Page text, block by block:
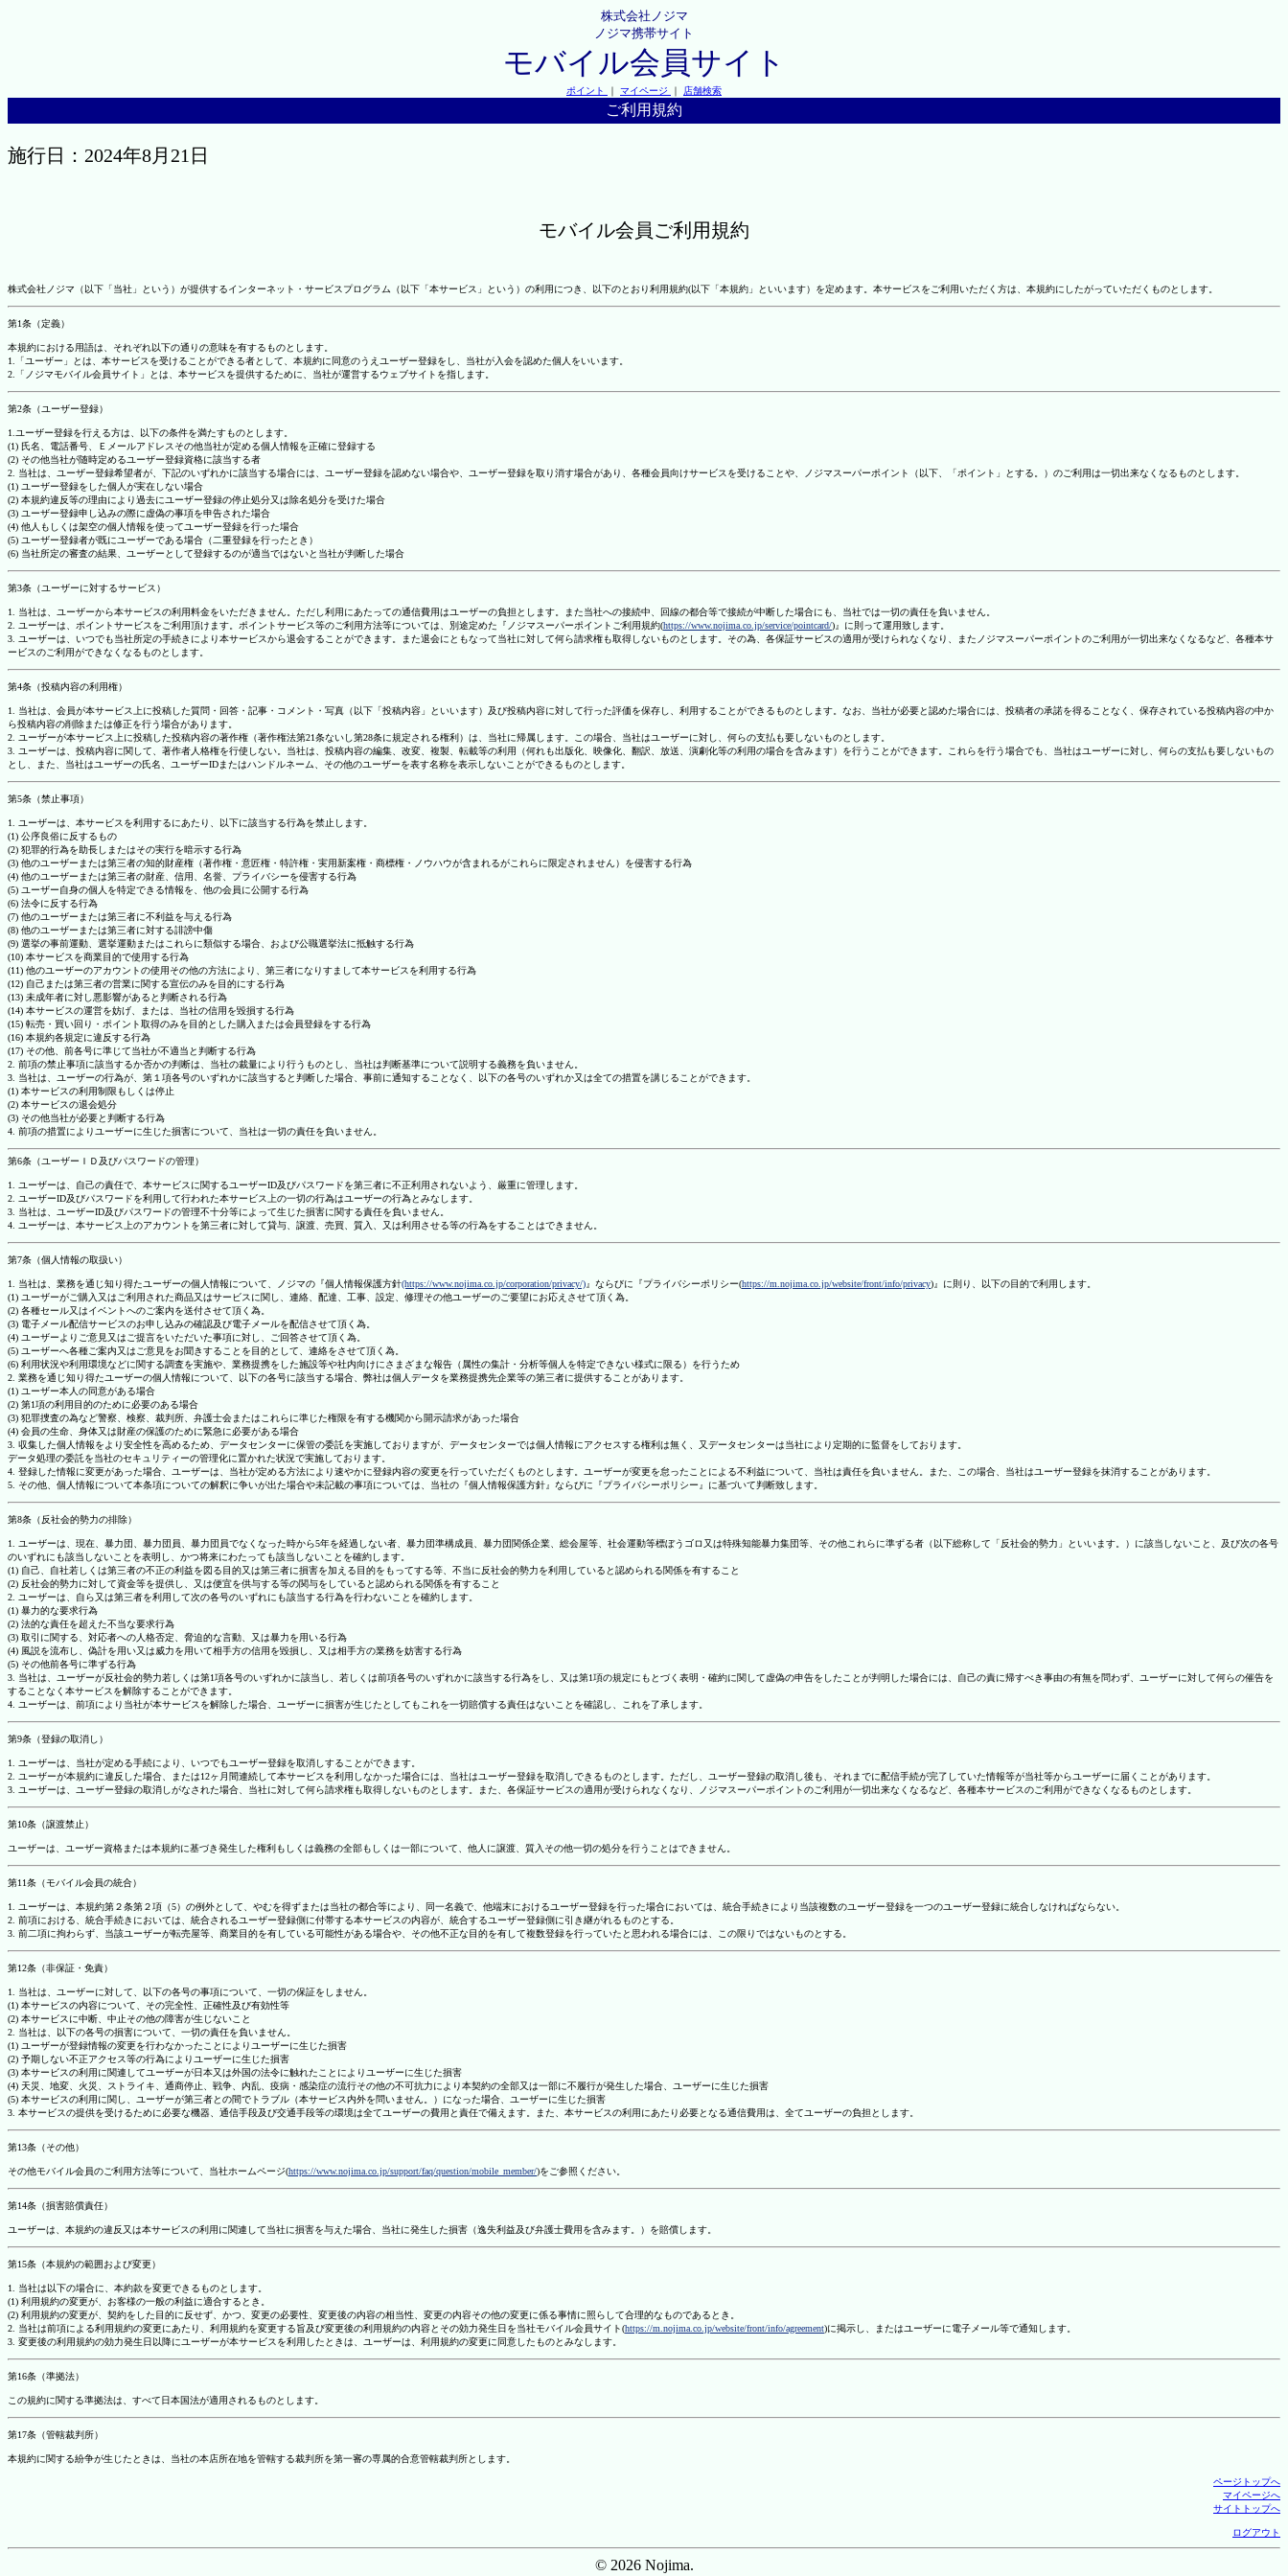
株式会社ノジマ
ノジマ携帯サイト
モバイル会員サイト
ポイント ｜ マイページ ｜ 店舗検索
ご利用規約
施行日：2024年8月21日
モバイル会員ご利用規約
株式会社ノジマ（以下「当社」という）が提供するインターネット・サービスプログラム（以下「本サービス」という）の利用につき、以下のとおり利用規約(以下「本規約」といいます）を定めます。本サービスをご利用いただく方は、本規約にしたがっていただくものとします。
第1条（定義）
本規約における用語は、それぞれ以下の通りの意味を有するものとします。
1.「ユーザー」とは、本サービスを受けることができる者として、本規約に同意のうえユーザー登録をし、当社が入会を認めた個人をいいます。
2.「ノジマモバイル会員サイト」とは、本サービスを提供するために、当社が運営するウェブサイトを指します。
第2条（ユーザー登録）
1.ユーザー登録を行える方は、以下の条件を満たすものとします。
(1) 氏名、電話番号、Ｅメールアドレスその他当社が定める個人情報を正確に登録する
(2) その他当社が随時定めるユーザー登録資格に該当する者
2. 当社は、ユーザー登録希望者が、下記のいずれかに該当する場合には、ユーザー登録を認めない場合や、ユーザー登録を取り消す場合があり、各種会員向けサービスを受けることや、ノジマスーパーポイント（以下、「ポイント」とする。）のご利用は一切出来なくなるものとします。
(1) ユーザー登録をした個人が実在しない場合
(2) 本規約違反等の理由により過去にユーザー登録の停止処分又は除名処分を受けた場合
(3) ユーザー登録申し込みの際に虚偽の事項を申告された場合
(4) 他人もしくは架空の個人情報を使ってユーザー登録を行った場合
(5) ユーザー登録者が既にユーザーである場合（二重登録を行ったとき）
(6) 当社所定の審査の結果、ユーザーとして登録するのが適当ではないと当社が判断した場合
第3条（ユーザーに対するサービス）
1. 当社は、ユーザーから本サービスの利用料金をいただきません。ただし利用にあたっての通信費用はユーザーの負担とします。また当社への接続中、回線の都合等で接続が中断した場合にも、当社では一切の責任を負いません。
2. ユーザーは、ポイントサービスをご利用頂けます。ポイントサービス等のご利用方法等については、別途定めた『ノジマスーパーポイントご利用規約(https://www.nojima.co.jp/service/pointcard/)』に則って運用致します。
3. ユーザーは、いつでも当社所定の手続きにより本サービスから退会することができます。また退会にともなって当社に対して何ら請求権も取得しないものとします。その為、各保証サービスの適用が受けられなくなり、またノジマスーパーポイントのご利用が一切出来なくなるなど、各種本サ
ービスのご利用ができなくなるものとします。
第4条（投稿内容の利用権）
1. 当社は、会員が本サービス上に投稿した質問・回答・記事・コメント・写真（以下「投稿内容」といいます）及び投稿内容に対して行った評価を保存し、利用することができるものとします。なお、当社が必要と認めた場合には、投稿者の承諾を得ることなく、保存されている投稿内容の中か
ら投稿内容の削除または修正を行う場合があります。
2. ユーザーが本サービス上に投稿した投稿内容の著作権（著作権法第21条ないし第28条に規定される権利）は、当社に帰属します。この場合、当社はユーザーに対し、何らの支払も要しないものとします。
3. ユーザーは、投稿内容に関して、著作者人格権を行使しない。当社は、投稿内容の編集、改変、複製、転載等の利用（何れも出版化、映像化、翻訳、放送、演劇化等の利用の場合を含みます）を行うことができます。これらを行う場合でも、当社はユーザーに対し、何らの支払も要しないもの
とし、また、当社はユーザーの氏名、ユーザーIDまたはハンドルネーム、その他のユーザーを表す名称を表示しないことができるものとします。
第5条（禁止事項）
1. ユーザーは、本サービスを利用するにあたり、以下に該当する行為を禁止します。
(1) 公序良俗に反するもの
(2) 犯罪的行為を助長しまたはその実行を暗示する行為
(3) 他のユーザーまたは第三者の知的財産権（著作権・意匠権・特許権・実用新案権・商標権・ノウハウが含まれるがこれらに限定されません）を侵害する行為
(4) 他のユーザーまたは第三者の財産、信用、名誉、プライバシーを侵害する行為
(5) ユーザー自身の個人を特定できる情報を、他の会員に公開する行為
(6) 法令に反する行為
(7) 他のユーザーまたは第三者に不利益を与える行為
(8) 他のユーザーまたは第三者に対する誹謗中傷
(9) 選挙の事前運動、選挙運動またはこれらに類似する場合、および公職選挙法に抵触する行為
(10) 本サービスを商業目的で使用する行為
(11) 他のユーザーのアカウントの使用その他の方法により、第三者になりすまして本サービスを利用する行為
(12) 自己または第三者の営業に関する宣伝のみを目的にする行為
(13) 未成年者に対し悪影響があると判断される行為
(14) 本サービスの運営を妨げ、または、当社の信用を毀損する行為
(15) 転売・買い回り・ポイント取得のみを目的とした購入または会員登録をする行為
(16) 本規約各規定に違反する行為
(17) その他、前各号に準じて当社が不適当と判断する行為
2. 前項の禁止事項に該当するか否かの判断は、当社の裁量により行うものとし、当社は判断基準について説明する義務を負いません。
3. 当社は、ユーザーの行為が、第１項各号のいずれかに該当すると判断した場合、事前に通知することなく、以下の各号のいずれか又は全ての措置を講じることができます。
(1) 本サービスの利用制限もしくは停止
(2) 本サービスの退会処分
(3) その他当社が必要と判断する行為
4. 前項の措置によりユーザーに生じた損害について、当社は一切の責任を負いません。
第6条（ユーザーＩＤ及びパスワードの管理）
1. ユーザーは、自己の責任で、本サービスに関するユーザーID及びパスワードを第三者に不正利用されないよう、厳重に管理します。
2. ユーザーID及びパスワードを利用して行われた本サービス上の一切の行為はユーザーの行為とみなします。
3. 当社は、ユーザーID及びパスワードの管理不十分等によって生じた損害に関する責任を負いません。
4. ユーザーは、本サービス上のアカウントを第三者に対して貸与、譲渡、売買、質入、又は利用させる等の行為をすることはできません。
第7条（個人情報の取扱い）
1. 当社は、業務を通じ知り得たユーザーの個人情報について、ノジマの『個人情報保護方針(https://www.nojima.co.jp/corporation/privacy/)』ならびに『プライバシーポリシー(https://m.nojima.co.jp/website/front/info/privacy)』に則り、以下の目的で利用します。
(1) ユーザーがご購入又はご利用された商品又はサービスに関し、連絡、配達、工事、設定、修理その他ユーザーのご要望にお応えさせて頂く為。
(2) 各種セール又はイベントへのご案内を送付させて頂く為。
(3) 電子メール配信サービスのお申し込みの確認及び電子メールを配信させて頂く為。
(4) ユーザーよりご意見又はご提言をいただいた事項に対し、ご回答させて頂く為。
(5) ユーザーへ各種ご案内又はご意見をお聞きすることを目的として、連絡をさせて頂く為。
(6) 利用状況や利用環境などに関する調査を実施や、業務提携をした施設等や社内向けにさまざまな報告（属性の集計・分析等個人を特定できない様式に限る）を行うため
2. 業務を通じ知り得たユーザーの個人情報について、以下の各号に該当する場合、弊社は個人データを業務提携先企業等の第三者に提供することがあります。
(1) ユーザー本人の同意がある場合
(2) 第1項の利用目的のために必要のある場合
(3) 犯罪捜査の為など警察、検察、裁判所、弁護士会またはこれらに準じた権限を有する機関から開示請求があった場合
(4) 会員の生命、身体又は財産の保護のために緊急に必要がある場合
3. 収集した個人情報をより安全性を高めるため、データセンターに保管の委託を実施しておりますが、データセンターでは個人情報にアクセスする権利は無く、又データセンターは当社により定期的に監督をしております。
データ処理の委託を当社のセキュリティーの管理化に置かれた状況で実施しております。
4. 登録した情報に変更があった場合、ユーザーは、当社が定める方法により速やかに登録内容の変更を行っていただくものとします。ユーザーが変更を怠ったことによる不利益について、当社は責任を負いません。また、この場合、当社はユーザー登録を抹消することがあります。
5. その他、個人情報について本条項についての解釈に争いが出た場合や未記載の事項については、当社の『個人情報保護方針』ならびに『プライバシーポリシー』に基づいて判断致します。
第8条（反社会的勢力の排除）
1. ユーザーは、現在、暴力団、暴力団員、暴力団員でなくなった時から5年を経過しない者、暴力団準構成員、暴力団関係企業、総会屋等、社会運動等標ぼうゴロ又は特殊知能暴力集団等、その他これらに準ずる者（以下総称して「反社会的勢力」といいます。）に該当しないこと、及び次の各号
のいずれにも該当しないことを表明し、かつ将来にわたっても該当しないことを確約します。
(1) 自己、自社若しくは第三者の不正の利益を図る目的又は第三者に損害を加える目的をもってする等、不当に反社会的勢力を利用していると認められる関係を有すること
(2) 反社会的勢力に対して資金等を提供し、又は便宜を供与する等の関与をしていると認められる関係を有すること
2. ユーザーは、自ら又は第三者を利用して次の各号のいずれにも該当する行為を行わないことを確約します。
(1) 暴力的な要求行為
(2) 法的な責任を超えた不当な要求行為
(3) 取引に関する、対応者への人格否定、脅迫的な言動、又は暴力を用いる行為
(4) 風説を流布し、偽計を用い又は威力を用いて相手方の信用を毀損し、又は相手方の業務を妨害する行為
(5) その他前各号に準ずる行為
3. 当社は、ユーザーが反社会的勢力若しくは第1項各号のいずれかに該当し、若しくは前項各号のいずれかに該当する行為をし、又は第1項の規定にもとづく表明・確約に関して虚偽の申告をしたことが判明した場合には、自己の責に帰すべき事由の有無を問わず、ユーザーに対して何らの催告を
することなく本サービスを解除することができます。
4. ユーザーは、前項により当社が本サービスを解除した場合、ユーザーに損害が生じたとしてもこれを一切賠償する責任はないことを確認し、これを了承します。
第9条（登録の取消し）
1. ユーザーは、当社が定める手続により、いつでもユーザー登録を取消しすることができます。
2. ユーザーが本規約に違反した場合、または12ヶ月間連続して本サービスを利用しなかった場合には、当社はユーザー登録を取消しできるものとします。ただし、ユーザー登録の取消し後も、それまでに配信手続が完了していた情報等が当社等からユーザーに届くことがあります。
3. ユーザーは、ユーザー登録の取消しがなされた場合、当社に対して何ら請求権も取得しないものとします。また、各保証サービスの適用が受けられなくなり、ノジマスーパーポイントのご利用が一切出来なくなるなど、各種本サービスのご利用ができなくなるものとします。
第10条（譲渡禁止）
ユーザーは、ユーザー資格または本規約に基づき発生した権利もしくは義務の全部もしくは一部について、他人に譲渡、質入その他一切の処分を行うことはできません。
第11条（モバイル会員の統合）
1. ユーザーは、本規約第２条第２項（5）の例外として、やむを得ずまたは当社の都合等により、同一名義で、他端末におけるユーザー登録を行った場合においては、統合手続きにより当該複数のユーザー登録を一つのユーザー登録に統合しなければならない。
2. 前項における、統合手続きにおいては、統合されるユーザー登録側に付帯する本サービスの内容が、統合するユーザー登録側に引き継がれるものとする。
3. 前二項に拘わらず、当該ユーザーが転売屋等、商業目的を有している可能性がある場合や、その他不正な目的を有して複数登録を行っていたと思われる場合には、この限りではないものとする。
第12条（非保証・免責）
1. 当社は、ユーザーに対して、以下の各号の事項について、一切の保証をしません。
(1) 本サービスの内容について、その完全性、正確性及び有効性等
(2) 本サービスに中断、中止その他の障害が生じないこと
2. 当社は、以下の各号の損害について、一切の責任を負いません。
(1) ユーザーが登録情報の変更を行わなかったことによりユーザーに生じた損害
(2) 予期しない不正アクセス等の行為によりユーザーに生じた損害
(3) 本サービスの利用に関連してユーザーが日本又は外国の法令に触れたことによりユーザーに生じた損害
(4) 天災、地変、火災、ストライキ、通商停止、戦争、内乱、疫病・感染症の流行その他の不可抗力により本契約の全部又は一部に不履行が発生した場合、ユーザーに生じた損害
(5) 本サービスの利用に関し、ユーザーが第三者との間でトラブル（本サービス内外を問いません。）になった場合、ユーザーに生じた損害
3. 本サービスの提供を受けるために必要な機器、通信手段及び交通手段等の環境は全てユーザーの費用と責任で備えます。また、本サービスの利用にあたり必要となる通信費用は、全てユーザーの負担とします。
第13条（その他）
その他モバイル会員のご利用方法等について、当社ホームページ(https://www.nojima.co.jp/support/faq/question/mobile_member/)をご参照ください。
第14条（損害賠償責任）
ユーザーは、本規約の違反又は本サービスの利用に関連して当社に損害を与えた場合、当社に発生した損害（逸失利益及び弁護士費用を含みます。）を賠償します。
第15条（本規約の範囲および変更）
1. 当社は以下の場合に、本約款を変更できるものとします。
(1) 利用規約の変更が、お客様の一般の利益に適合するとき。
(2) 利用規約の変更が、契約をした目的に反せず、かつ、変更の必要性、変更後の内容の相当性、変更の内容その他の変更に係る事情に照らして合理的なものであるとき。
2. 当社は前項による利用規約の変更にあたり、利用規約を変更する旨及び変更後の利用規約の内容とその効力発生日を当社モバイル会員サイト(https://m.nojima.co.jp/website/front/info/agreement)に掲示し、またはユーザーに電子メール等で通知します。
3. 変更後の利用規約の効力発生日以降にユーザーが本サービスを利用したときは、ユーザーは、利用規約の変更に同意したものとみなします。
第16条（準拠法）
この規約に関する準拠法は、すべて日本国法が適用されるものとします。
第17条（管轄裁判所）
本規約に関する紛争が生じたときは、当社の本店所在地を管轄する裁判所を第一審の専属的合意管轄裁判所とします。
ページトップへ
マイページへ
サイトトップへ
ログアウト
© 2026 Nojima.